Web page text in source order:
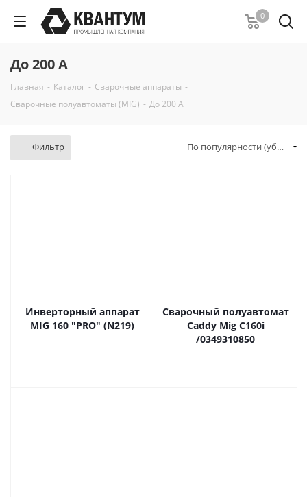
0
До 200 А
Главная - Каталог - Сварочные аппараты -
Сварочные полуавтоматы (MIG) - До 200 А
Фильтр По популярности (убывание)
Инверторный аппарат
MIG 160 "PRO" (N219)
Сварочный полуавтомат
Caddy Mig C160i
/0349310850